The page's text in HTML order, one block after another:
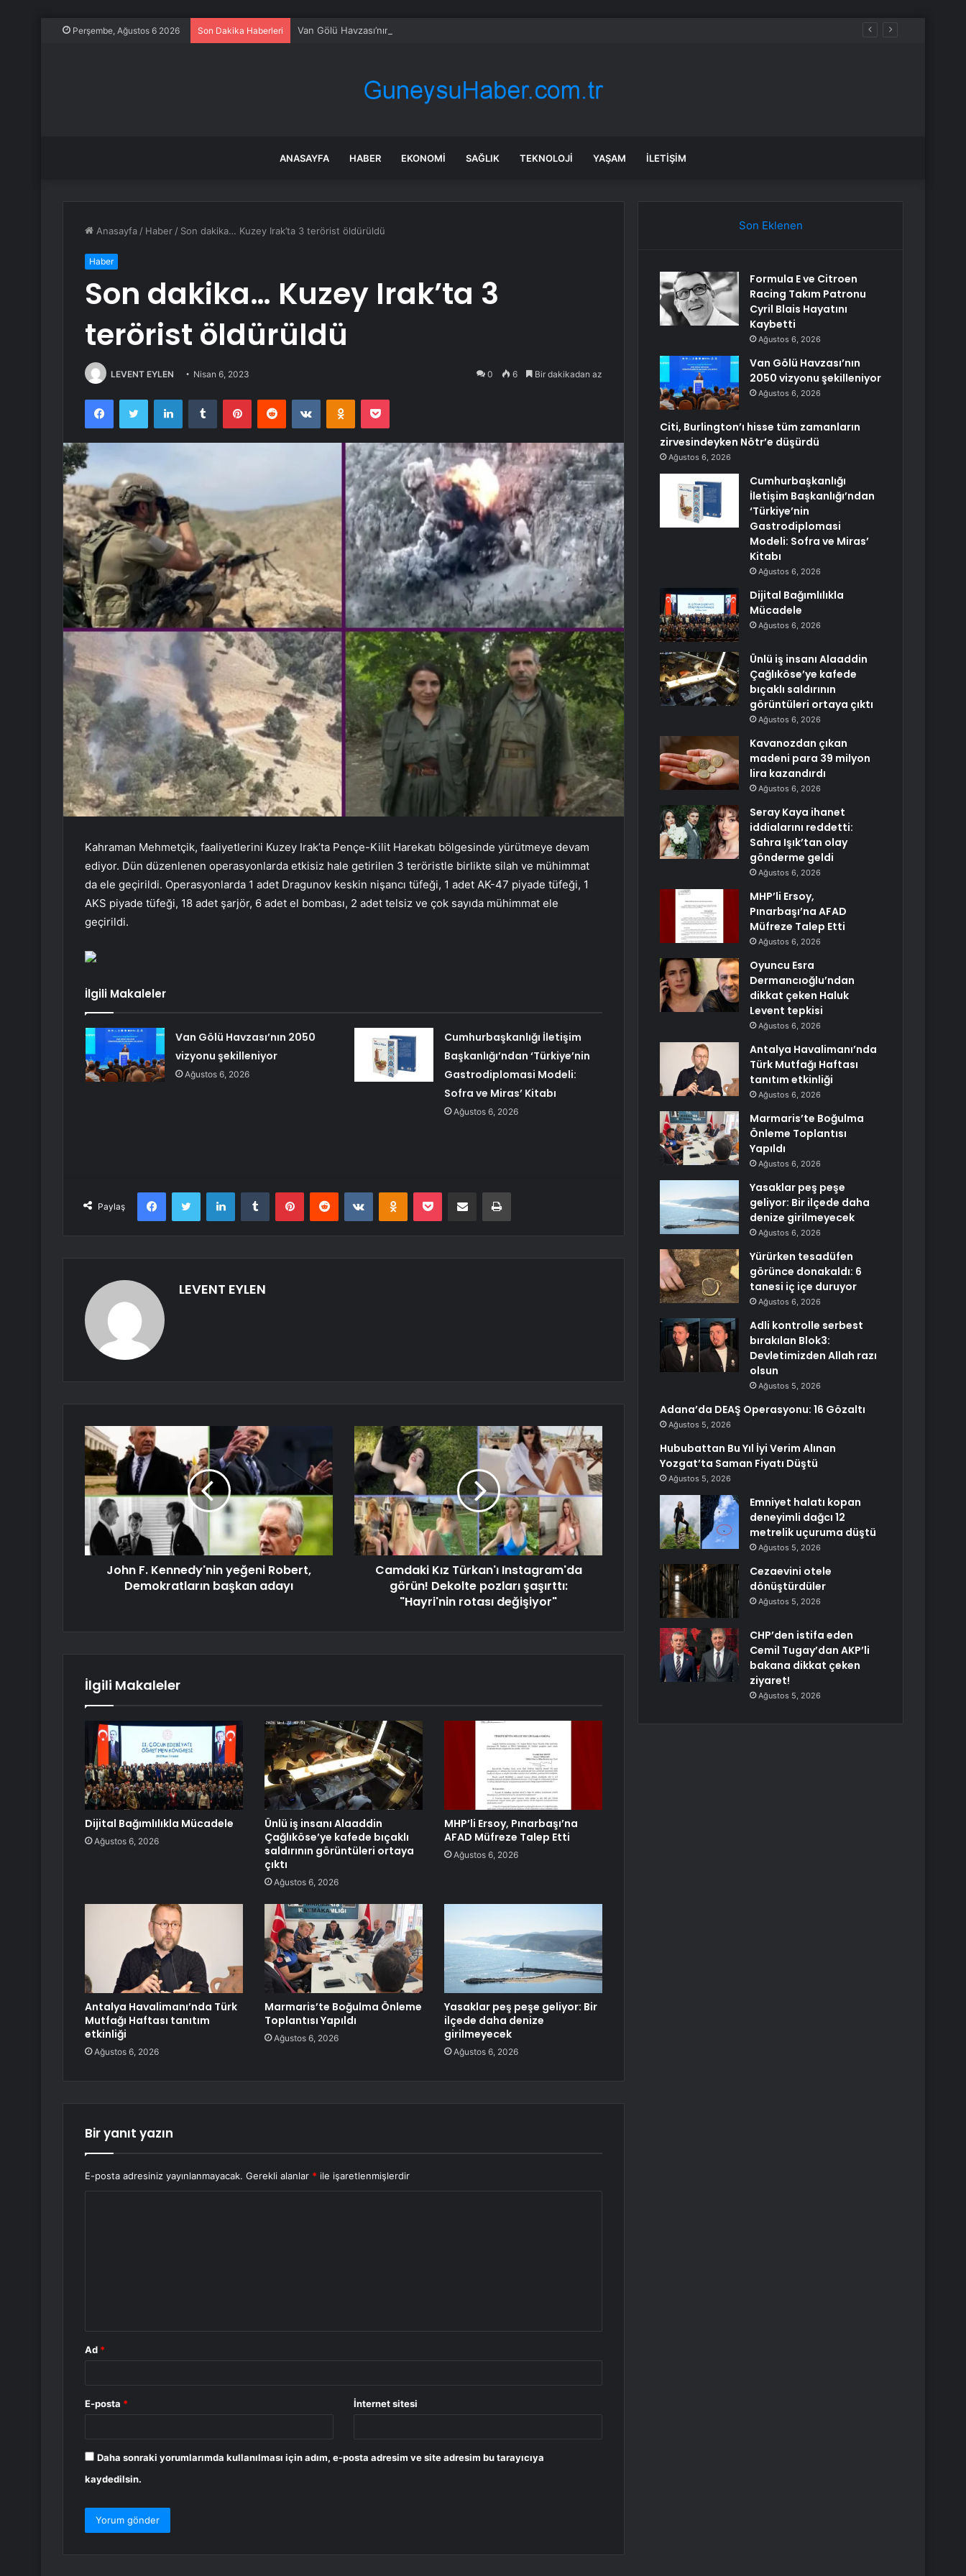
Perşembe, Ağustos 6 2026 Son Dakika Haberleri Van Gölü Havzası’nın 2050 vizyonu şekilleniyor
ANASAYFA HABER EKONOMI SAĞLIK TEKNOLOJI YAŞAM İLETIŞIM
Anasayfa / Haber / Son dakika… Kuzey Irak’ta 3 terörist öldürüldü
Haber
Son dakika… Kuzey Irak’ta 3
terörist öldürüldü
LEVENT EYLEN Nisan 6, 2023 0 6 Bir dakikadan az
FacebookTwitter LinkedInTumblr PinterestReddit VKontakteOdnoklassniki
Pocket
Kahraman Mehmetçik, faaliyetlerini Kuzey Irak’ta Pençe-Kilit Harekatı bölgesinde yürütmeye devam
ediyor. Dün düzenlenen operasyonlarda etkisiz hale getirilen 3 teröristle birlikte silah ve mühimmat
da ele geçirildi. Operasyonlarda 1 adet Dragunov keskin nişancı tüfeği, 1 adet AK-47 piyade tüfeği, 1
AKS piyade tüfeği, 18 adet şarjör, 6 adet el bombası, 2 adet telsiz ve çok sayıda mühimmat ele
geçirildi.
İlgili Makaleler
Van Gölü Havzası’nın 2050
vizyonu şekilleniyor
Ağustos 6, 2026
Cumhurbaşkanlığı İletişim
Başkanlığı’ndan ‘Türkiye’nin
Gastrodiplomasi Modeli:
Sofra ve Miras’ Kitabı
Ağustos 6, 2026
Paylaş
FacebookTwitter LinkedInTumblr PinterestReddit VKontakteOdnoklassniki
Pocket E-Posta ile paylaş Yazdır
LEVENT EYLEN
John F. Kennedy'nin yeğeni Robert,
Demokratların başkan adayı
Camdaki Kız Türkan'ı Instagram'da
görün! Dekolte pozları şaşırttı:
"Hayri'nin rotası değişiyor"
İlgili Makaleler
Dijital Bağımlılıkla Mücadele
Ağustos 6, 2026
Ünlü iş insanı Alaaddin
Çağlıköse’ye kafede bıçaklı
saldırının görüntüleri ortaya
çıktı
Ağustos 6, 2026
MHP’li Ersoy, Pınarbaşı’na
AFAD Müfreze Talep Etti
Ağustos 6, 2026
Antalya Havalimanı’nda Türk
Mutfağı Haftası tanıtım
etkinliği
Ağustos 6, 2026
Marmaris’te Boğulma Önleme
Toplantısı Yapıldı
Ağustos 6, 2026
Yasaklar peş peşe geliyor: Bir
ilçede daha denize
girilmeyecek
Ağustos 6, 2026
Bir yanıt yazın
E-posta adresiniz yayınlanmayacak. Gerekli alanlar * ile işaretlenmişlerdir
Ad *
E-posta * İnternet sitesi
Daha sonraki yorumlarımda kullanılması için adım, e-posta adresim ve site adresim bu tarayıcıya
kaydedilsin.
Son Eklenen
Formula E ve Citroen
Racing Takım Patronu
Cyril Blais Hayatını
Kaybetti
Ağustos 6, 2026
Van Gölü Havzası’nın
2050 vizyonu şekilleniyor
Ağustos 6, 2026
Citi, Burlington’ı hisse tüm zamanların
zirvesindeyken Nötr’e düşürdü
Ağustos 6, 2026
Cumhurbaşkanlığı
İletişim Başkanlığı’ndan
‘Türkiye’nin
Gastrodiplomasi
Modeli: Sofra ve Miras’
Kitabı
Ağustos 6, 2026
Dijital Bağımlılıkla
Mücadele
Ağustos 6, 2026
Ünlü iş insanı Alaaddin
Çağlıköse’ye kafede
bıçaklı saldırının
görüntüleri ortaya çıktı
Ağustos 6, 2026
Kavanozdan çıkan
madeni para 39 milyon
lira kazandırdı
Ağustos 6, 2026
Seray Kaya ihanet
iddialarını reddetti:
Sahra Işık’tan olay
gönderme geldi
Ağustos 6, 2026
MHP’li Ersoy,
Pınarbaşı’na AFAD
Müfreze Talep Etti
Ağustos 6, 2026
Oyuncu Esra
Dermancıoğlu’ndan
dikkat çeken Haluk
Levent tepkisi
Ağustos 6, 2026
Antalya Havalimanı’nda
Türk Mutfağı Haftası
tanıtım etkinliği
Ağustos 6, 2026
Marmaris’te Boğulma
Önleme Toplantısı
Yapıldı
Ağustos 6, 2026
Yasaklar peş peşe
geliyor: Bir ilçede daha
denize girilmeyecek
Ağustos 6, 2026
Yürürken tesadüfen
görünce donakaldı: 6
tanesi iç içe duruyor
Ağustos 6, 2026
Adli kontrolle serbest
bırakılan Blok3:
Devletimizden Allah razı
olsun
Ağustos 5, 2026
Adana’da DEAŞ Operasyonu: 16 Gözaltı
Ağustos 5, 2026
Hububattan Bu Yıl İyi Verim Alınan
Yozgat’ta Saman Fiyatı Düştü
Ağustos 5, 2026
Emniyet halatı kopan
deneyimli dağcı 12
metrelik uçuruma düştü
Ağustos 5, 2026
Cezaevini otele
dönüştürdüler
Ağustos 5, 2026
CHP’den istifa eden
Cemil Tugay’dan AKP’li
bakana dikkat çeken
ziyaret!
Ağustos 5, 2026